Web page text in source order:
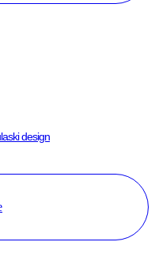
design